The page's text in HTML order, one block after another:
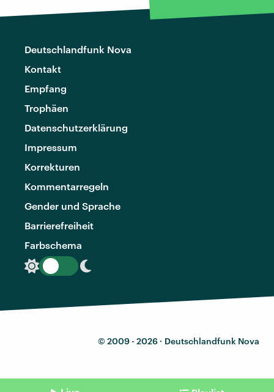
Deutschlandfunk Nova
Kontakt
Empfang
Trophäen
Datenschutzerklärung
Impressum
Korrekturen
Kommentarregeln
Gender und Sprache
Barrierefreiheit
Farbschema
© 2009 - 2026 · Deutschlandfunk Nova